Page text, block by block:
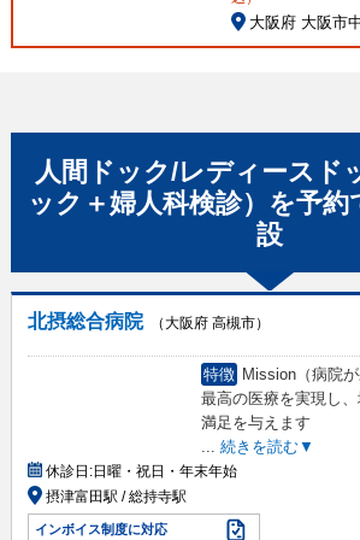
大阪府 大阪市
人間ドック/レディースド
ック＋婦人科検診） を予約
設
北摂総合病院
（大阪府 高槻市）
特徴 Mission（病院
最高の医療を実現し
満足を与えます
... 続きを読む▼
休診日:日曜・祝日・年末年始
摂津富田駅 / 総持寺駅
インボイス制度に対応